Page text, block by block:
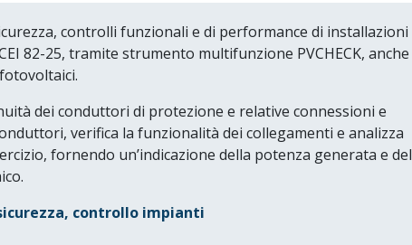
controlli funzionali e di performance di installazioni
82-25, tramite strumento multifunzione PVCHECK, anche
dei conduttori di protezione e relative connessioni e
verifica la funzionalità dei collegamenti e analizza
fornendo un’indicazione della potenza generata e del
controllo impianti